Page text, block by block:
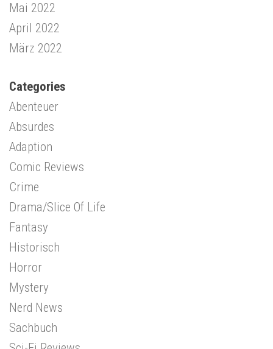
Mai 2022
April 2022
März 2022
Categories
Abenteuer
Absurdes
Adaption
Comic Reviews
Crime
Drama/Slice Of Life
Fantasy
Historisch
Horror
Mystery
Nerd News
Sachbuch